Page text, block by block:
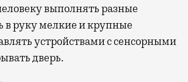
выполнять разные
в руку мелкие и крупные
устройствами с сенсорными
дверь.